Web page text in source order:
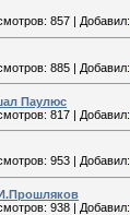
857 Добавил:
885 | Добавил:
Паулюс
817 | Добавил:
953 | Добавил:
938 | Добавил: